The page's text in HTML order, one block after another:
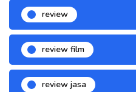
review
review film
review jasa